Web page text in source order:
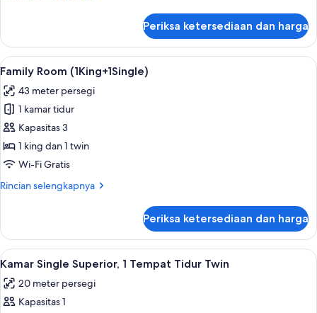
Twin
(Premier
Deluxe)
Kamar
Premier,
2
Tempat
Tidur
Twin
(Premier
Deluxe)
Periksa ketersediaan dan harga
Lihat
semua
foto
untuk
Family
Room
(1King+1Single)
Seprai premium, brankas, meja
4
Family Room (1King+1Single)
43 meter persegi
1 kamar tidur
Kapasitas 3
1 king dan 1 twin
Wi-Fi Gratis
Rincian selengkapnya
Rincian
Family
Room
(1King+1Single)
Periksa ketersediaan dan harga
Lihat
semua
foto
untuk
Seprai premium, brankas, meja
4
Kamar Single Superior, 1 Tempat Tidur Twin
20 meter persegi
Kapasitas 1